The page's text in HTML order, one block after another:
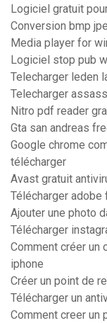
Logiciel gratuit
Conversion bmp
Media player for
Logiciel stop pub
Telecharger leden
Telecharger
Nitro pdf reader
Gta san andreas
Google chrome
télécharger
Avast gratuit
Télécharger
Ajouter une photo
Télécharger
Comment créer un
iphone
Créer un point de
Télécharger un
Comment creer un